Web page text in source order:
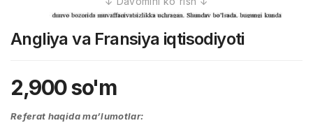
Angliya va Fransiya iqtisodiyoti
2,900so'm
Referat haqida ma’lumotlar: